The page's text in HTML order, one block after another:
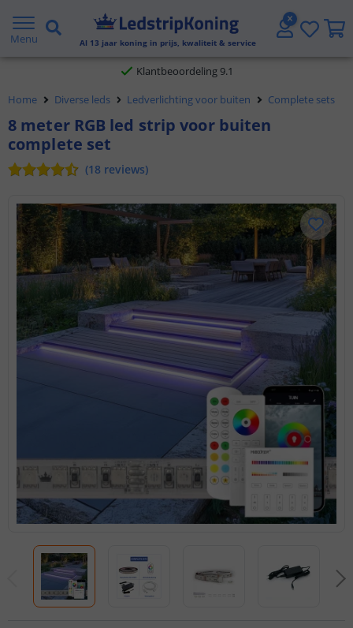
Menu Al 13 jaar koning in prijs, kwaliteit & service
Klantbeoordeling 9.1
Home
Diverse leds Ledverlichting voor buiten Complete sets
8 meter RGB led strip voor buiten
complete set
(18 reviews)